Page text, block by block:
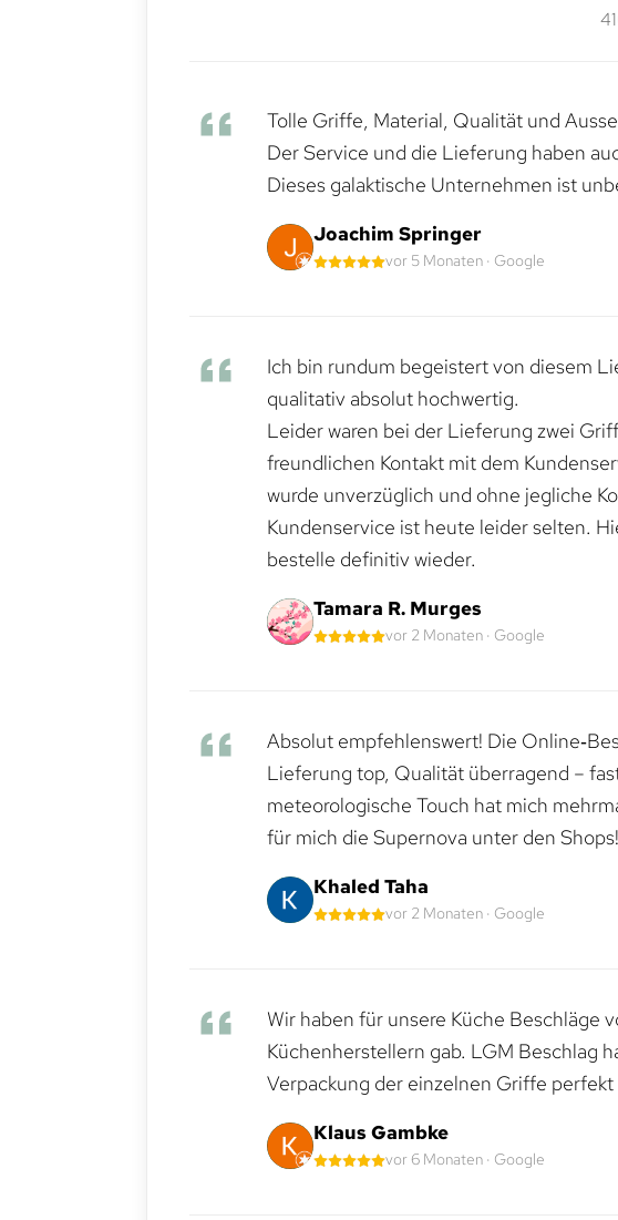
Tolle Griffe, Material, Qualität und
Der Service und die Lieferung haben
Dieses galaktische Unternehmen ist
Joachim Springer
vor 5 Monaten · Google
Ich bin rundum begeistert von diesem
qualitativ absolut hochwertig.
Leider waren bei der Lieferung zwei
freundlichen Kontakt mit dem
wurde unverzüglich und ohne jegliche
Kundenservice ist heute leider selten.
bestelle definitiv wieder.
Tamara R. Murges
vor 2 Monaten · Google
Absolut empfehlenswert! Die
Lieferung top, Qualität überragend –
meteorologische Touch hat mich
für mich die Supernova unter den Shops!
Khaled Taha
vor 2 Monaten · Google
Wir haben für unsere Küche Beschläge
Küchenherstellern gab. LGM Beschlag
Verpackung der einzelnen Griffe perfekt
Klaus Gambke
vor 6 Monaten · Google